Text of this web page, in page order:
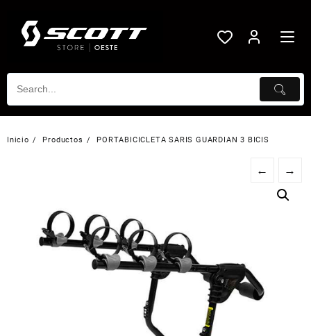
contenido
Inicio Productos PORTABICICLETA SARIS GUARDIAN 3 BICIS
← →